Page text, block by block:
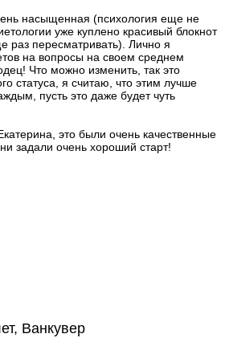
насыщенная (психология еще не
уже куплено красивый блокнот
раз пересматривать). Лично я
на вопросы на своем среднем
Что можно изменить, так это
статуса, я считаю, что этим лучше
пусть это даже будет чуть
это были очень качественные
задали очень хороший старт!
Ванкувер